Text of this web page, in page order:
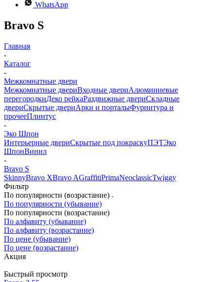
WhatsApp
Bravo S
Главная
-
Каталог
-
Межкомнатные двери
Межкомнатные двериВходные двериАлюминиевые
перегородкиДеко рейкаРаздвижные двериСкладные
двериСкрытые двериАрки и порталыФурнитура и
прочееПлинтус
-
Эко Шпон
Интерьерные двериСкрытые под покраскуПЭТЭко
ШпонВинил
-
Bravo S
SkinnyBravo XBravo AGraffitiPrimaNeoclassicTwiggy
Фильтр
По популярности (возрастание)
По популярности (убывание)
По популярности (возрастание)
По алфавиту (убывание)
По алфавиту (возрастание)
По цене (убывание)
По цене (возрастание)
Акция
Быстрый просмотр